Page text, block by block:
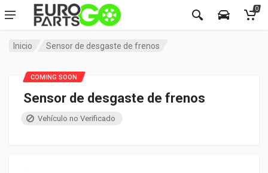
0
Inicio Sensor de desgaste de frenos
Sensor de desgaste de frenos
Vehículo no Verificado
COMING SOON